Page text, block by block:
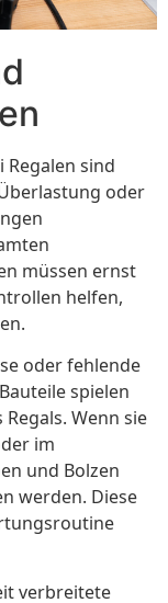
Regalen sind
oder
müssen ernst
helfen,
oder fehlende
spielen
Wenn sie
im
und Bolzen
werden. Diese
verbreitete